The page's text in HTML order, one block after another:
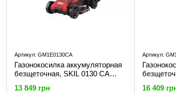
Артикул: GM1E0130CA
Газонокосилка аккумуляторная
безщеточная, SKIL 0130 CA
13 849 грн
Артикул:
16 409